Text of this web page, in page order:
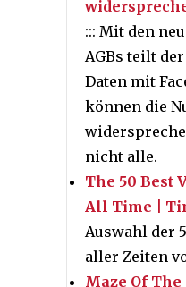
::: Mit den
AGBs teilt
Daten mit
können die
nicht alle.
The 50 Best
All Time |
Auswahl der
aller Zeiten
Maze Of